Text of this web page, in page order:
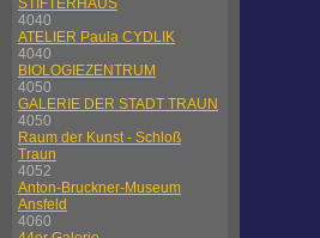
STIFTERHAUS
4040
ATELIER Paula CYDLIK
4040
BIOLOGIEZENTRUM
4050
GALERIE DER STADT TRAUN
4050
Raum der Kunst - Schloß
Traun
4052
Anton-Bruckner-Museum
Ansfeld
4060